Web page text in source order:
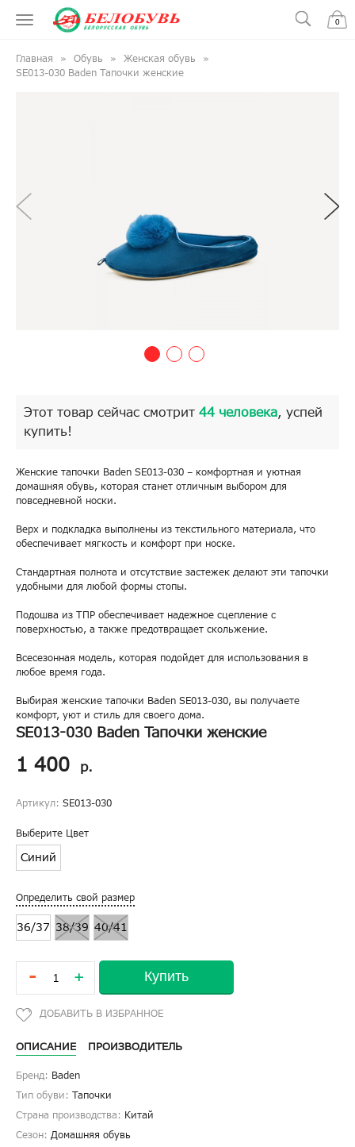
0
Главная Обувь
Женская обувь
SE013-030 Baden Тапочки женские
Этот товар сейчас смотрит 44 человека, успей
купить!
Женские тапочки Baden SE013-030 – комфортная и уютная
домашняя обувь, которая станет отличным выбором для
повседневной носки.
Верх и подкладка выполнены из текстильного материала, что
обеспечивает мягкость и комфорт при носке.
Стандартная полнота и отсутствие застежек делают эти тапочки
удобными для любой формы стопы.
Подошва из ТПР обеспечивает надежное сцепление с
поверхностью, а также предотвращает скольжение.
Всесезонная модель, которая подойдет для использования в
любое время года.
Выбирая женские тапочки Baden SE013-030, вы получаете
комфорт, уют и стиль для своего дома.
SE013-030 Baden Тапочки женские
1 400 р.
Артикул: SE013-030
Выберите Цвет
Синий
Определить свой размер
36/37 38/39 40/41
- + Купить
ОПИСАНИЕ ПРОИЗВОДИТЕЛЬ
Бренд: Baden
Тип обуви: Тапочки
Страна производства: Китай
Сезон: Домашняя обувь